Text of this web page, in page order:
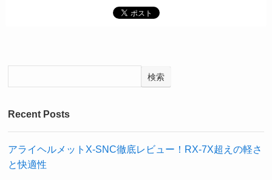
検索
Recent Posts
アライヘルメットX-SNC徹底レビュー！RX-7X超えの軽さ
と快適性